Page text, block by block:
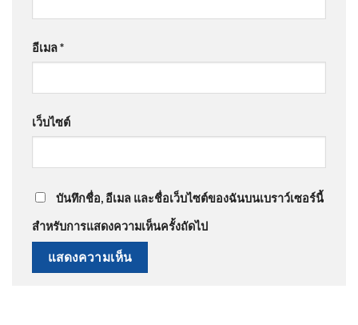
อีเมล*
เว็บไซต์
บันทึกชื่อ, อีเมล และชื่อเว็บไซต์ของฉันบนเบราว์เซอร์นี้
สำหรับการแสดงความเห็นครั้งถัดไป